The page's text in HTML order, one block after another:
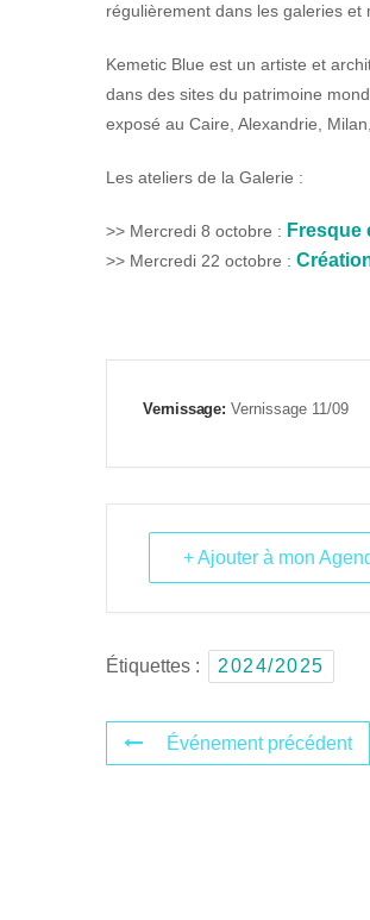
régulièrement dans les galeries et
Kemetic Blue est un artiste et
dans des sites du patrimoine
exposé au Caire, Alexandrie,
Les ateliers de la Galerie :
>> Mercredi 8 octobre : Fresque
>> Mercredi 22 octobre :
Vernissage: Vernissage 11/09
+ Ajouter à mon
Étiquettes : 2024/2025
Événement précédent